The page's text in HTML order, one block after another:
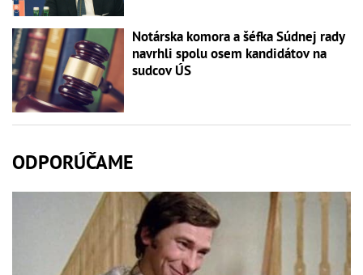
Notárska komora a šéfka Súdnej rady
navrhli spolu osem kandidátov na
sudcov ÚS
ODPORÚČAME